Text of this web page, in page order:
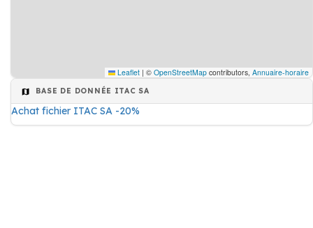
Leaflet | © OpenStreetMap contributors, Annuaire-horaire
BASE DE DONNÉE ITAC SA
Achat fichier ITAC SA -20%